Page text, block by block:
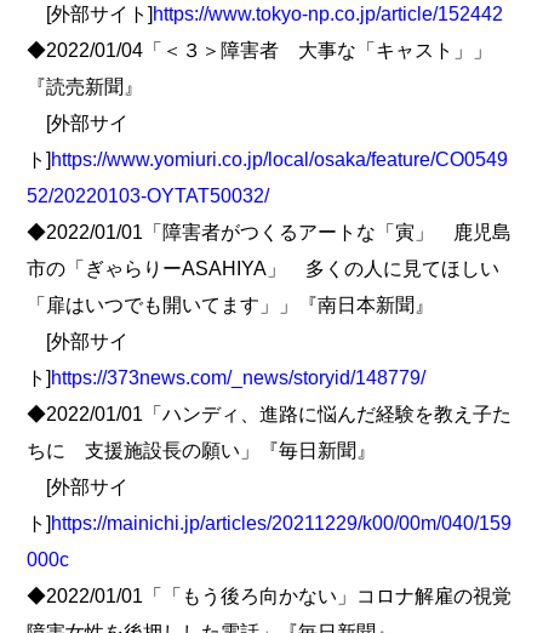
[外部サイト] https://www.tokyo-np.co.jp/article/152442
◆2022/01/04「＜３＞障害者 大事な「キャスト」」
『読売新聞』
[外部サイ
ト] https://www.yomiuri.co.jp/local/osaka/feature/CO0549
52/20220103-OYTAT50032/
◆2022/01/01「障害者がつくるアートな「寅」 鹿児島
市の「ぎゃらりーASAHIYA」 多くの人に見てほしい
「扉はいつでも開いてます」」『南日本新聞』
[外部サイ
ト] https://373news.com/_news/storyid/148779/
◆2022/01/01「ハンディ、進路に悩んだ経験を教え子た
ちに 支援施設長の願い」『毎日新聞』
[外部サイ
ト] https://mainichi.jp/articles/20211229/k00/00m/040/159
000c
◆2022/01/01「「もう後ろ向かない」コロナ解雇の視覚